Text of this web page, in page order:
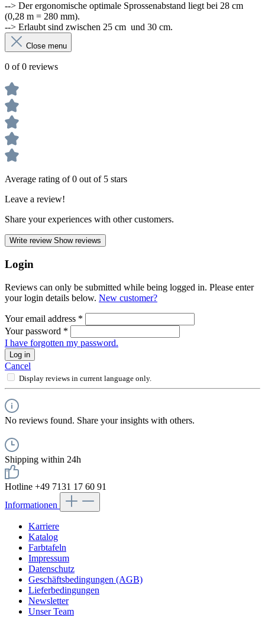
--> Der ergonomische optimale Sprossenabstand liegt bei 28 cm
(0,28 m = 280 mm).
--> Erlaubt sind zwischen 25 cm und 30 cm.
Close menu
0 of 0 reviews
Average rating of 0 out of 5 stars
Leave a review!
Share your experiences with other customers.
Write review Show reviews
Login
Reviews can only be submitted while being logged in. Please enter
your login details below. New customer?
Your email address *
Your password *
I have forgotten my password.
Log in
Cancel
Display reviews in current language only.
No reviews found. Share your insights with others.
Shipping within 24h
Hotline +49 7131 17 60 91
Informationen
Karriere
Katalog
Farbtafeln
Impressum
Datenschutz
Geschäftsbedingungen (AGB)
Lieferbedingungen
Newsletter
Unser Team